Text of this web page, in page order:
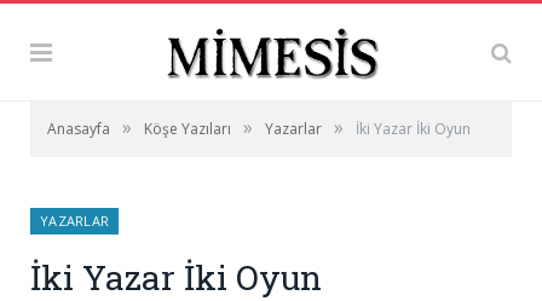
Anasayfa » Köşe Yazıları » Yazarlar » İki Yazar İki Oyun
YAZARLAR
İki Yazar İki Oyun